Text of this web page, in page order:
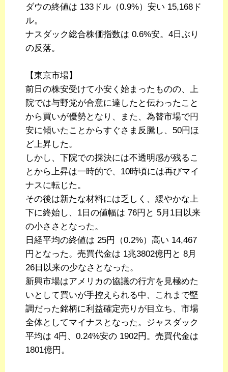
ダウの終値は 133ドル（0.9%）安い 15,168ド
ル。
ナスダック総合株価指数は 0.6%安。4日ぶり
の反落。
【東京市場】
前日の株安受けて小安く始まったものの、上
院では与野党が合意に達したと伝わったこと
から買いが優勢となり、また、為替市場で円
安に傾いたことからすぐさま反騰し、50円ほ
ど上昇した。
しかし、下院での採決には不透明感が残るこ
とから上昇は一時的で、10時頃には再びマイ
ナスに転じた。
その後は新たな材料には乏しく、緩やかな上
下に終始し、1日の値幅は 76円と 5月1日以来
の小ささとなった。
日経平均の終値は 25円（0.2%）高い 14,467
円となった。売買代金は 1兆3802億円と 8月
26日以来の少なさとなった。
新興市場はアメリカの協議の行方を見極めた
いとして買いが手控えられる中、これまで堅
調だった銘柄に利益確定売りが目立ち、市場
全体としてマイナスとなった。ジャスダック
平均は 4円、0.24%安の 1902円。売買代金は
1801億円。